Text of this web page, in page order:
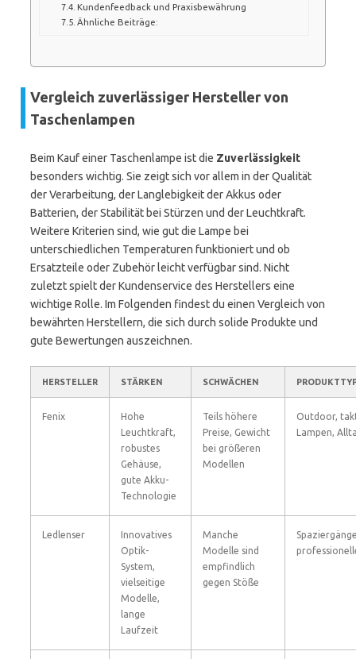
Kundenfeedback und Praxisbewährung
Ähnliche Beiträge:
Vergleich zuverlässiger Hersteller von
Taschenlampen
Beim Kauf einer Taschenlampe ist die Zuverlässigkeit
besonders wichtig. Sie zeigt sich vor allem in der Qualität
der Verarbeitung, der Langlebigkeit der Akkus oder
Batterien, der Stabilität bei Stürzen und der Leuchtkraft.
Weitere Kriterien sind, wie gut die Lampe bei
unterschiedlichen Temperaturen funktioniert und ob
Ersatzteile oder Zubehör leicht verfügbar sind. Nicht
zuletzt spielt der Kundenservice des Herstellers eine
wichtige Rolle. Im Folgenden findest du einen Vergleich von
bewährten Herstellern, die sich durch solide Produkte und
gute Bewertungen auszeichnen.
HERSTELLER STÄRKEN SCHWÄCHEN
Fenix
Hohe
Leuchtkraft,
robustes
Gehäuse,
gute Akku-
Technologie
Teils höhere
Preise, Gewicht
bei größeren
Modellen
Outdoor,
Lampen,
Ledlenser
Innovatives
Optik-
System,
vielseitige
Modelle,
lange
Laufzeit
Manche
Modelle sind
empfindlich
gegen Stöße